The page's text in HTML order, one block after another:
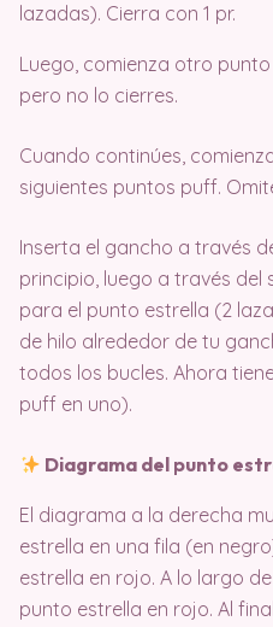
lazadas). Cierra con 1 pr.
Luego, comienza otro
pero no lo cierres.
Cuando continúes,
siguientes puntos puff.
Inserta el gancho a través
principio, luego a través
para el punto estrella (2
de hilo alrededor de tu
todos los bucles. Ahora
puff en uno).
Diagrama del punto
El diagrama a la derecha
estrella en una fila (en
estrella en rojo. A lo largo
punto estrella en rojo. Al